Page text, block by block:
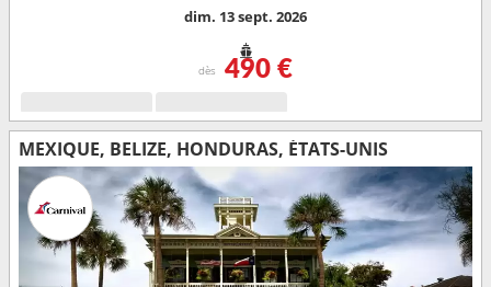
dim. 13 sept. 2026
dès 490 €
MEXIQUE, BELIZE, HONDURAS, ÉTATS-UNIS